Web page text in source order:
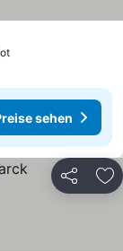
Preise sehen
sehen
Teilen